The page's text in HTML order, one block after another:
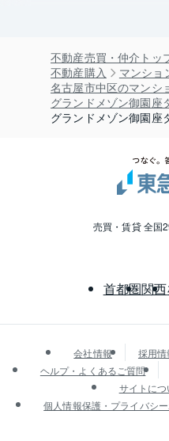
不動産売買・仲介トッ
不動産購入
マンショ
名古屋市中区のマンシ
グランドメゾン御園座
グランドメゾン御園座
売買・賃貸 全国
首都圏関西
会社情報 採用
ヘルプ・よくあるご質問
サイトに
個人情報保護・プライバシ